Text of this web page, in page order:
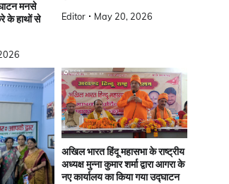
मनसे
के हाथों से
Editor May 20, 2026
अखिल भारत हिंदू महासभा के राष्ट्रीय
अध्यक्ष मुन्ना कुमार शर्मा द्वारा आगरा के
नए कार्यालय का किया गया उद्घाटन